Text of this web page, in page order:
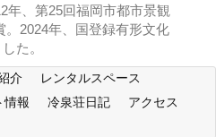
年、第25回福岡市都市景観
2024年、国登録有形文化
た。
介
レンタルスペース
情報 冷泉荘日記
アクセス